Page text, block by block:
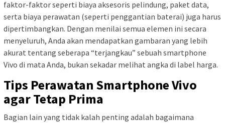
faktor-faktor seperti biaya aksesoris pelindung, paket data,
serta biaya perawatan (seperti penggantian baterai) juga harus
dipertimbangkan. Dengan menilai semua elemen ini secara
menyeluruh, Anda akan mendapatkan gambaran yang lebih
akurat tentang seberapa “terjangkau” sebuah smartphone
Vivo di mata Anda, bukan sekadar melihat angka di label harga.
Tips Perawatan Smartphone Vivo
agar Tetap Prima
Bagian lain yang tidak kalah penting adalah bagaimana